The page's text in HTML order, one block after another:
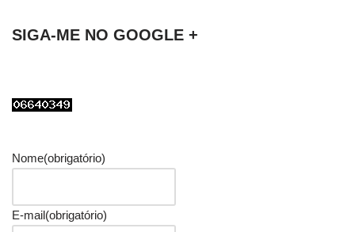
SIGA-ME NO GOOGLE +
Nome(obrigatório)
E-mail(obrigatório)